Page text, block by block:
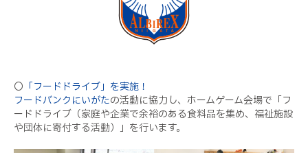
〇 「フードドライブ」を実施！
フードバンクにいがたの活動に協力し、ホームゲーム会場で「フ
ードドライブ（家庭や企業で余裕のある食料品を集め、福祉施設
や団体に寄付する活動）」を行います。